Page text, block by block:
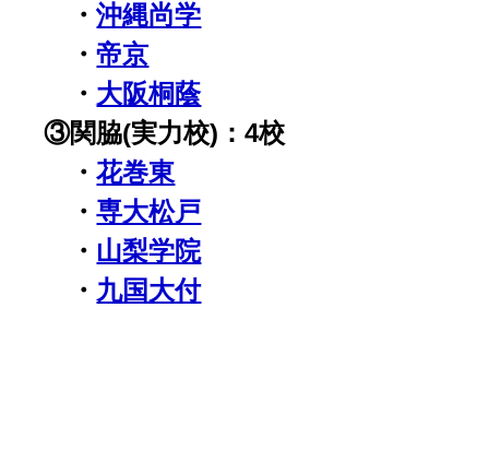
・沖縄尚学
・帝京
・ 大阪桐蔭
③関脇(実力校)：4校
・花巻東
・専大松戸
・ 山梨学院
・ 九国大付